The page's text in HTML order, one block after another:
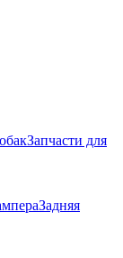
Запчасти для
Задняя